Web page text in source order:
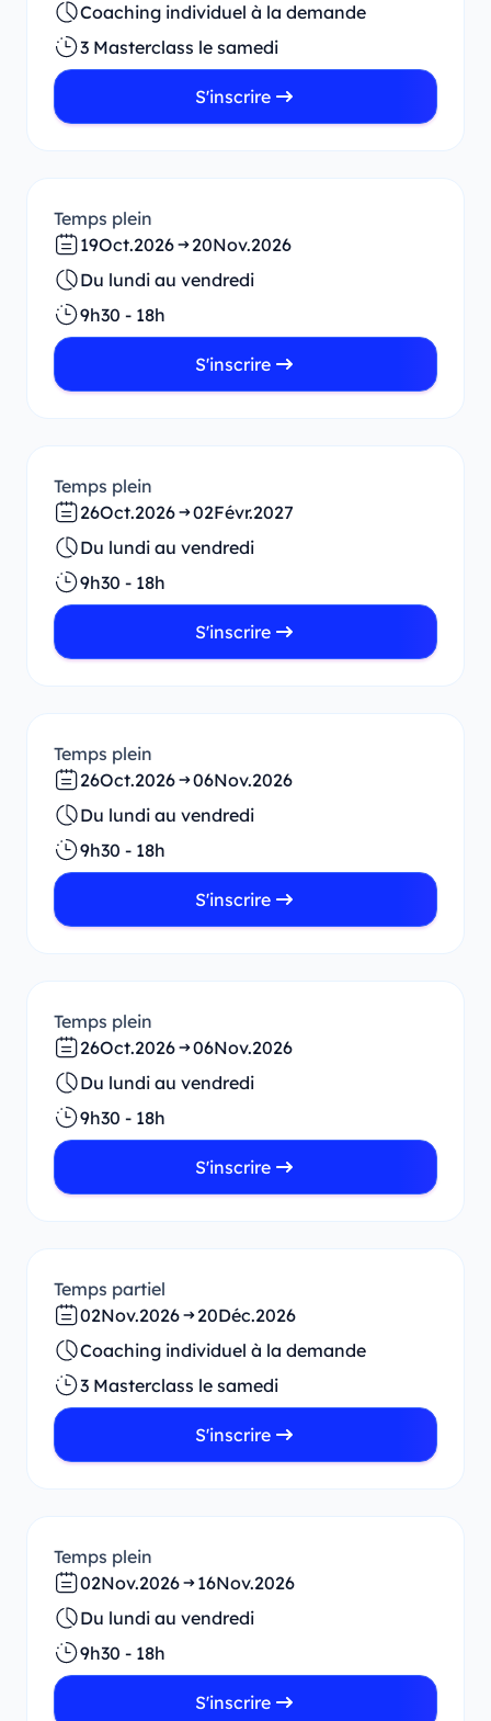
Coaching individuel à la demande
3 Masterclass le samedi
S'inscrire
Temps plein
19Oct.2026 20Nov.2026
Du lundi au vendredi
9h30 - 18h
S'inscrire
Temps plein
26Oct.2026 02Févr.2027
Du lundi au vendredi
9h30 - 18h
S'inscrire
Temps plein
26Oct.2026 06Nov.2026
Du lundi au vendredi
9h30 - 18h
S'inscrire
Temps plein
26Oct.2026 06Nov.2026
Du lundi au vendredi
9h30 - 18h
S'inscrire
Temps partiel
02Nov.2026 20Déc.2026
Coaching individuel à la demande
3 Masterclass le samedi
S'inscrire
Temps plein
02Nov.2026 16Nov.2026
Du lundi au vendredi
9h30 - 18h
S'inscrire